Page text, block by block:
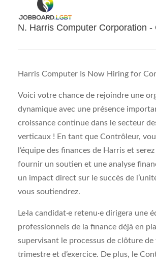
N. Harris Computer Corporation -
Harris Computer Is Now Hiring for
Voici votre chance de rejoindre une
dynamique avec une présence
croissance continue dans le secteur
verticaux ! En tant que Contrôleur,
l’équipe des finances de Harris et serez
fournir un soutien et une analyse
un impact direct sur le succès de
vous soutiendrez.
Le·la candidat·e retenu·e dirigera une
professionnels de la finance déjà en
supervisant le processus de clôture de
trimestre et d’exercice. De plus, le